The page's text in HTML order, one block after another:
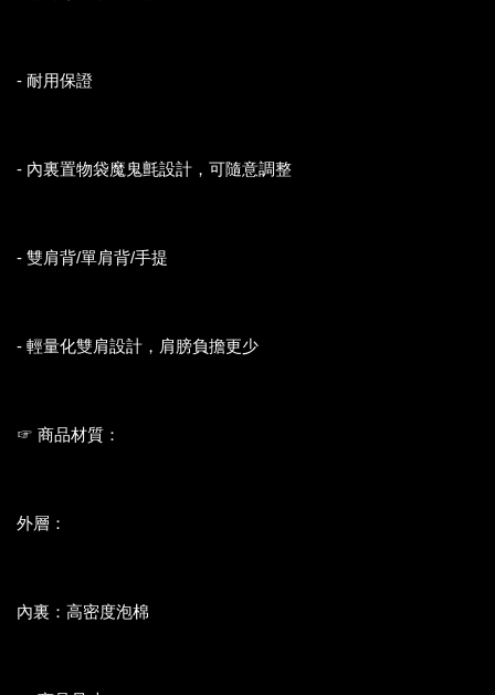
- 耐用保證
- 內裏置物袋魔鬼氈設計，可隨意調整
- 雙肩背/單肩背/手提
- 輕量化雙肩設計，肩膀負擔更少
☞ 商品材質：
外層：
內裏：高密度泡棉